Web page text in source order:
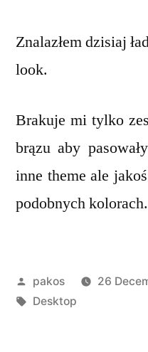
zmiany
Znalazłem dzisiaj
look.
Brakuje mi tylko
brązu aby
inne theme ale
podobnych kolorach.
Posted
by
pakos 26
Tags:
Desktop